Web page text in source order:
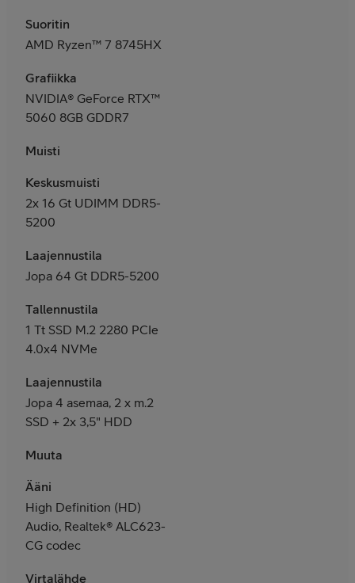
Suoritin
AMD Ryzen™ 7 8745HX
Grafiikka
NVIDIA® GeForce RTX™
5060 8GB GDDR7
Muisti
Keskusmuisti
2x 16 Gt UDIMM DDR5-
5200
Laajennustila
Jopa 64 Gt DDR5-5200
Tallennustila
1 Tt SSD M.2 2280 PCIe
4.0x4 NVMe
Laajennustila
Jopa 4 asemaa, 2 x m.2
SSD + 2x 3,5" HDD
Muuta
Ääni
High Definition (HD)
Audio, Realtek® ALC623-
CG codec
Virtalähde